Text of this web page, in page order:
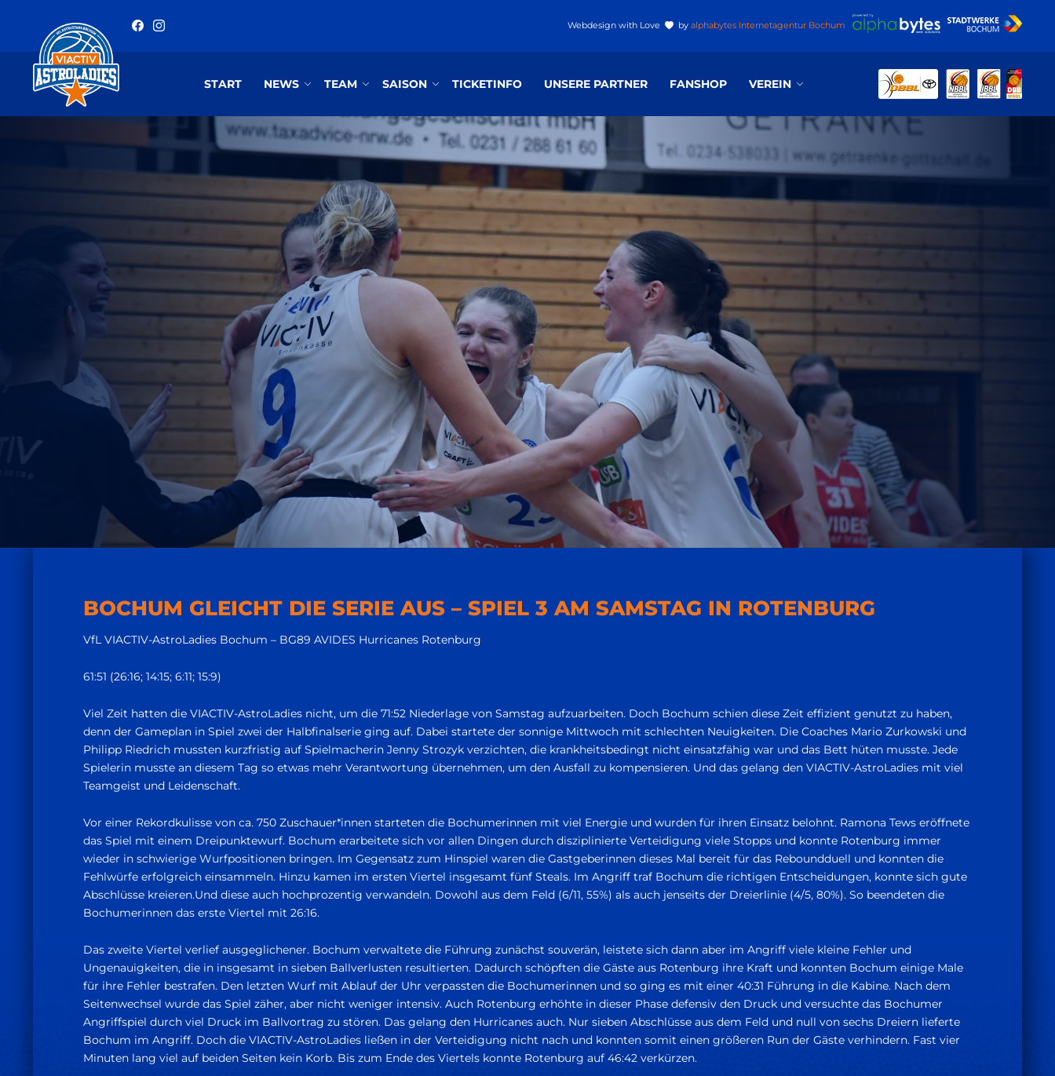
Webdesign with Love by alphabytes Internetagentur Bochum
START NEWS TEAM SAISON TICKETINFO UNSERE PARTNER FANSHOP VEREIN
BOCHUM GLEICHT DIE SERIE AUS – SPIEL 3 AM SAMSTAG IN ROTENBURG
VfL VIACTIV-AstroLadies Bochum – BG89 AVIDES Hurricanes Rotenburg
61:51 (26:16; 14:15; 6:11; 15:9)
Viel Zeit hatten die VIACTIV-AstroLadies nicht, um die 71:52 Niederlage von Samstag aufzuarbeiten. Doch Bochum schien diese Zeit effizient genutzt zu haben,
denn der Gameplan in Spiel zwei der Halbfinalserie ging auf. Dabei startete der sonnige Mittwoch mit schlechten Neuigkeiten. Die Coaches Mario Zurkowski und
Philipp Riedrich mussten kurzfristig auf Spielmacherin Jenny Strozyk verzichten, die krankheitsbedingt nicht einsatzfähig war und das Bett hüten musste. Jede
Spielerin musste an diesem Tag so etwas mehr Verantwortung übernehmen, um den Ausfall zu kompensieren. Und das gelang den VIACTIV-AstroLadies mit viel
Teamgeist und Leidenschaft.
Vor einer Rekordkulisse von ca. 750 Zuschauer*innen starteten die Bochumerinnen mit viel Energie und wurden für ihren Einsatz belohnt. Ramona Tews eröffnete
das Spiel mit einem Dreipunktewurf. Bochum erarbeitete sich vor allen Dingen durch disziplinierte Verteidigung viele Stopps und konnte Rotenburg immer
wieder in schwierige Wurfpositionen bringen. Im Gegensatz zum Hinspiel waren die Gastgeberinnen dieses Mal bereit für das Reboundduell und konnten die
Fehlwürfe erfolgreich einsammeln. Hinzu kamen im ersten Viertel insgesamt fünf Steals. Im Angriff traf Bochum die richtigen Entscheidungen, konnte sich gute
Abschlüsse kreieren.Und diese auch hochprozentig verwandeln. Dowohl aus dem Feld (6/11, 55%) als auch jenseits der Dreierlinie (4/5, 80%). So beendeten die
Bochumerinnen das erste Viertel mit 26:16.
Das zweite Viertel verlief ausgeglichener. Bochum verwaltete die Führung zunächst souverän, leistete sich dann aber im Angriff viele kleine Fehler und
Ungenauigkeiten, die in insgesamt in sieben Ballverlusten resultierten. Dadurch schöpften die Gäste aus Rotenburg ihre Kraft und konnten Bochum einige Male
für ihre Fehler bestrafen. Den letzten Wurf mit Ablauf der Uhr verpassten die Bochumerinnen und so ging es mit einer 40:31 Führung in die Kabine. Nach dem
Seitenwechsel wurde das Spiel zäher, aber nicht weniger intensiv. Auch Rotenburg erhöhte in dieser Phase defensiv den Druck und versuchte das Bochumer
Angriffspiel durch viel Druck im Ballvortrag zu stören. Das gelang den Hurricanes auch. Nur sieben Abschlüsse aus dem Feld und null von sechs Dreiern lieferte
Bochum im Angriff. Doch die VIACTIV-AstroLadies ließen in der Verteidigung nicht nach und konnten somit einen größeren Run der Gäste verhindern. Fast vier
Minuten lang viel auf beiden Seiten kein Korb. Bis zum Ende des Viertels konnte Rotenburg auf 46:42 verkürzen.